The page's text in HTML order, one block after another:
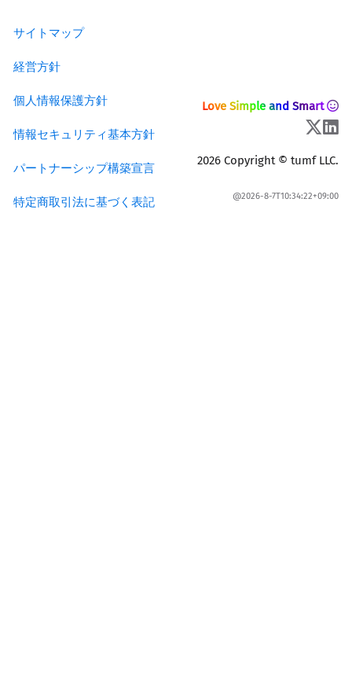
サイトマップ
経営方針
個人情報保護方針
情報セキュリティ基本方針
パートナーシップ構築宣言
特定商取引法に基づく表記
Love Simple and Smart
2026 Copyright © tumf LLC.
@2026-8-7T10:34:22+09:00